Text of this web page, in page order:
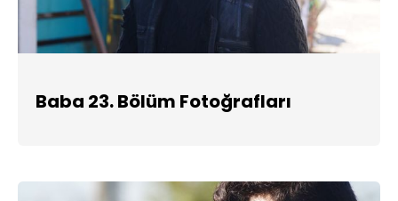
Baba 23. Bölüm Fotoğrafları